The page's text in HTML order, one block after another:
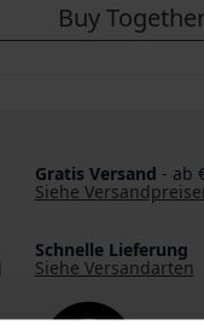
Buy
Gratis Versand - ab
Siehe
Schnelle Lieferung
Siehe Versandarten